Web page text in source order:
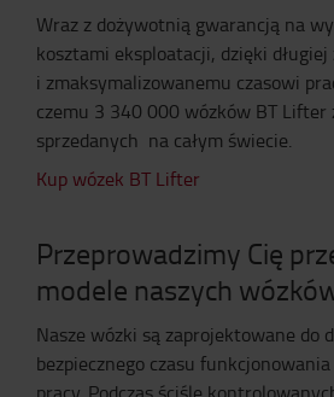
Wraz z dożywotnią gwarancją na
kosztami eksploatacji, dzięki
i zmaksymalizowanemu czasowi
czemu 3 340 000 wózków BT Lifter
sprzedanych na całym świecie.
Kup wózek BT Lifter
Przeprowadzimy Cię
modele naszych
Nasze wózki są zaprojektowane do
bezpiecznego czasu
pracy. Podczas ściśle